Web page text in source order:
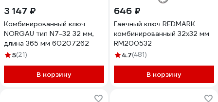
3 147 ₽
Комбинированный ключ
NORGAU тип N7-32 32 мм,
длина 365 мм 60207262
5(21)
В корзину
646 ₽
Гаечный ключ REDMARK
комбинированный 32х32 мм
RM200532
4.7(481)
В корзину